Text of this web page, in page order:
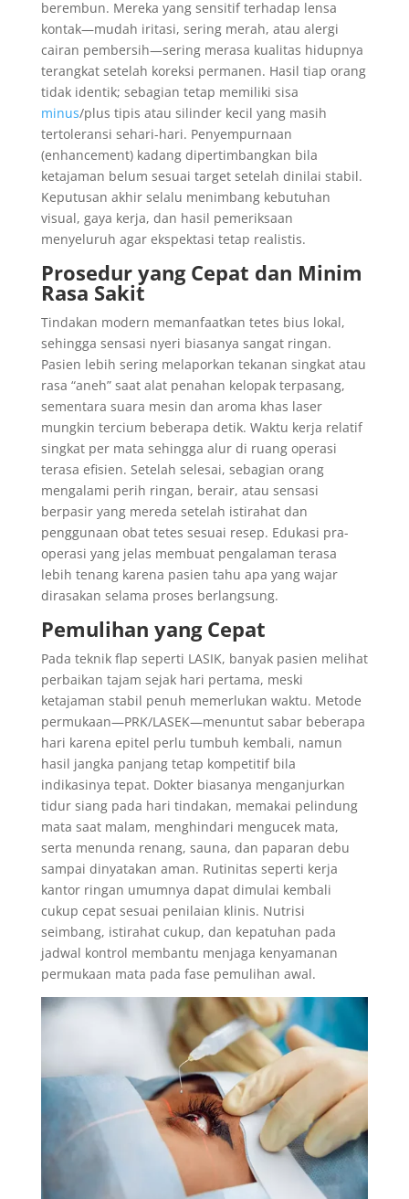
berembun. Mereka yang sensitif terhadap lensa
kontak—mudah iritasi, sering merah, atau alergi
cairan pembersih—sering merasa kualitas hidupnya
terangkat setelah koreksi permanen. Hasil tiap orang
tidak identik; sebagian tetap memiliki sisa
minus/plus tipis atau silinder kecil yang masih
tertoleransi sehari-hari. Penyempurnaan
(enhancement) kadang dipertimbangkan bila
ketajaman belum sesuai target setelah dinilai stabil.
Keputusan akhir selalu menimbang kebutuhan
visual, gaya kerja, dan hasil pemeriksaan
menyeluruh agar ekspektasi tetap realistis.
Prosedur yang Cepat dan Minim
Rasa Sakit
Tindakan modern memanfaatkan tetes bius lokal,
sehingga sensasi nyeri biasanya sangat ringan.
Pasien lebih sering melaporkan tekanan singkat atau
rasa “aneh” saat alat penahan kelopak terpasang,
sementara suara mesin dan aroma khas laser
mungkin tercium beberapa detik. Waktu kerja relatif
singkat per mata sehingga alur di ruang operasi
terasa efisien. Setelah selesai, sebagian orang
mengalami perih ringan, berair, atau sensasi
berpasir yang mereda setelah istirahat dan
penggunaan obat tetes sesuai resep. Edukasi pra-
operasi yang jelas membuat pengalaman terasa
lebih tenang karena pasien tahu apa yang wajar
dirasakan selama proses berlangsung.
Pemulihan yang Cepat
Pada teknik flap seperti LASIK, banyak pasien melihat
perbaikan tajam sejak hari pertama, meski
ketajaman stabil penuh memerlukan waktu. Metode
permukaan—PRK/LASEK—menuntut sabar beberapa
hari karena epitel perlu tumbuh kembali, namun
hasil jangka panjang tetap kompetitif bila
indikasinya tepat. Dokter biasanya menganjurkan
tidur siang pada hari tindakan, memakai pelindung
mata saat malam, menghindari mengucek mata,
serta menunda renang, sauna, dan paparan debu
sampai dinyatakan aman. Rutinitas seperti kerja
kantor ringan umumnya dapat dimulai kembali
cukup cepat sesuai penilaian klinis. Nutrisi
seimbang, istirahat cukup, dan kepatuhan pada
jadwal kontrol membantu menjaga kenyamanan
permukaan mata pada fase pemulihan awal.